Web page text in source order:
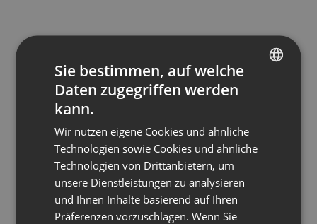
TIPPS UND TRICKSUNKATEGORISIERTUNTERNEHMENS UPDATE
ENGLISH
GERMAN
POLISH
RUSSIAN
SPANISH
Sie bestimmen, auf welche
Daten zugegriffen werden
kann.
Wir nutzen eigene Cookies und ähnliche
Technologien sowie Cookies und ähnliche
Technologien von Drittanbietern, um
unsere Dienstleistungen zu analysieren
und Ihnen Inhalte basierend auf Ihren
Präferenzen vorzuschlagen. Wenn Sie